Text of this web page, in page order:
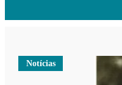
Notícias